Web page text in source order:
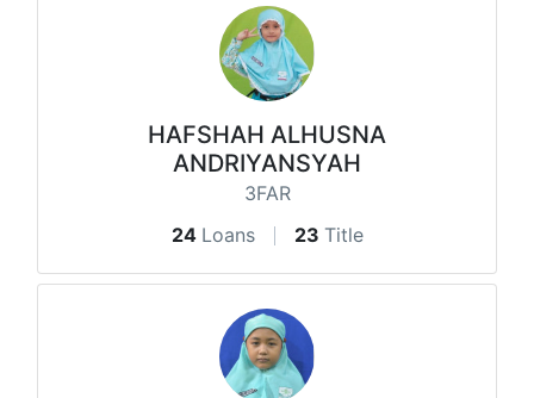
HAFSHAH ALHUSNA
ANDRIYANSYAH
3FAR
24 Loans 23 Title